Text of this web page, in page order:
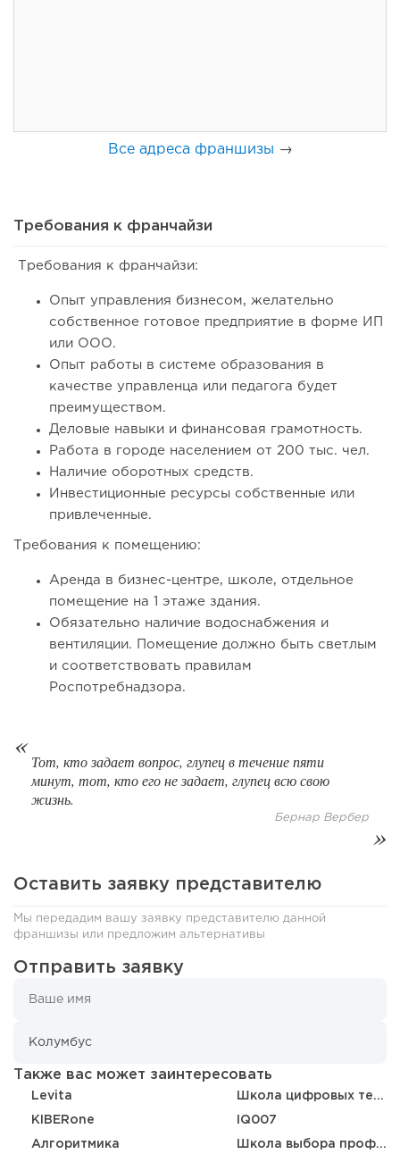
Франшиза кафе: рейтинг лучших франшиз общепита для
165
модели производства...
миллиарды:...
Все адреса франшизы →
Требования к франчайзи
Требования к франчайзи:
Опыт управления бизнесом, желательно
собственное готовое предприятие в форме ИП
или ООО.
Опыт работы в системе образования в
качестве управленца или педагога будет
преимуществом.
Деловые навыки и финансовая грамотность.
Работа в городе населением от 200 тыс. чел.
Наличие оборотных средств.
Инвестиционные ресурсы собственные или
привлеченные.
Требования к помещению:
Аренда в бизнес-центре, школе, отдельное
помещение на 1 этаже здания.
Обязательно наличие водоснабжения и
вентиляции. Помещение должно быть светлым
и соответствовать правилам
Роспотребнадзора.
Тот, кто задает вопрос, глупец в течение пяти
минут, тот, кто его не задает, глупец всю свою
жизнь.
Бернар Вербер
Оставить заявку представителю
Мы передадим вашу заявку представителю данной
франшизы или предложим альтернативы
Отправить заявку
Также вас может заинтересовать
Levita Школа цифровых технологий
KIBERone IQ007
Алгоритмика Школа выбора профессии «Пункт Б»